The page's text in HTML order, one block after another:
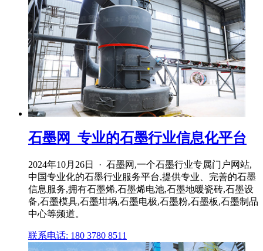
石墨网_专业的石墨行业信息化平台
2024年10月26日 · 石墨网,一个石墨行业专属门户网站,
中国专业化的石墨行业服务平台,提供专业、完善的石墨
信息服务,拥有石墨烯,石墨烯电池,石墨地暖瓷砖,石墨设
备,石墨模具,石墨坩埚,石墨电极,石墨粉,石墨板,石墨制品
中心等频道。
联系电话: 180 3780 8511